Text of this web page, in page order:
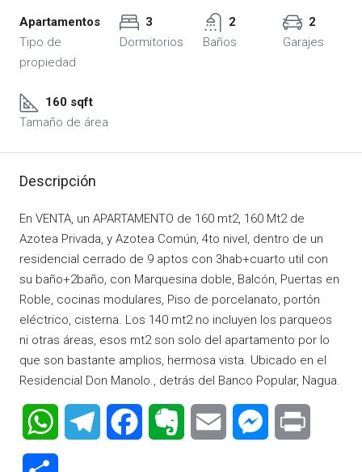
Apartamentos
Tipo de
propiedad
3
Dormitorios
2
Baños
2
Garajes
160 sqft
Tamaño de área
Descripción
En VENTA, un APARTAMENTO de 160 mt2, 160 Mt2 de
Azotea Privada, y Azotea Común, 4to nivel, dentro de un
residencial cerrado de 9 aptos con 3hab+cuarto util con
su baño+2baño, con Marquesina doble, Balcón, Puertas en
Roble, cocinas modulares, Piso de porcelanato, portón
eléctrico, cisterna. Los 140 mt2 no incluyen los parqueos
ni otras áreas, esos mt2 son solo del apartamento por lo
que son bastante amplios, hermosa vista. Ubicado en el
Residencial Don Manolo., detrás del Banco Popular, Nagua.
WhatsAppTelegram FacebookEvernote Email Messenger